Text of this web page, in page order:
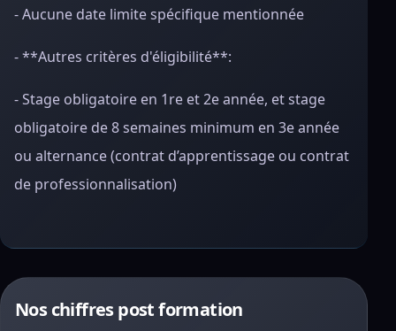
- Aucune date limite spécifique mentionnée
- **Autres critères d'éligibilité**:
- Stage obligatoire en 1re et 2e année, et stage
obligatoire de 8 semaines minimum en 3e année
ou alternance (contrat d’apprentissage ou contrat
de professionnalisation)
Nos chiffres post formation